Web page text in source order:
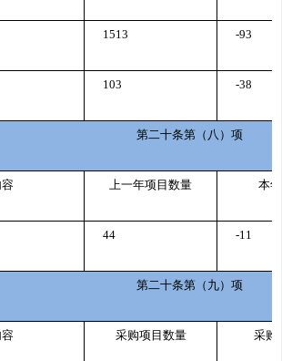
1513 -93
103 -38
第二十条第（八）项
上一年项目数量 本
44 -11
第二十条第（九）项
采购项目数量 采购